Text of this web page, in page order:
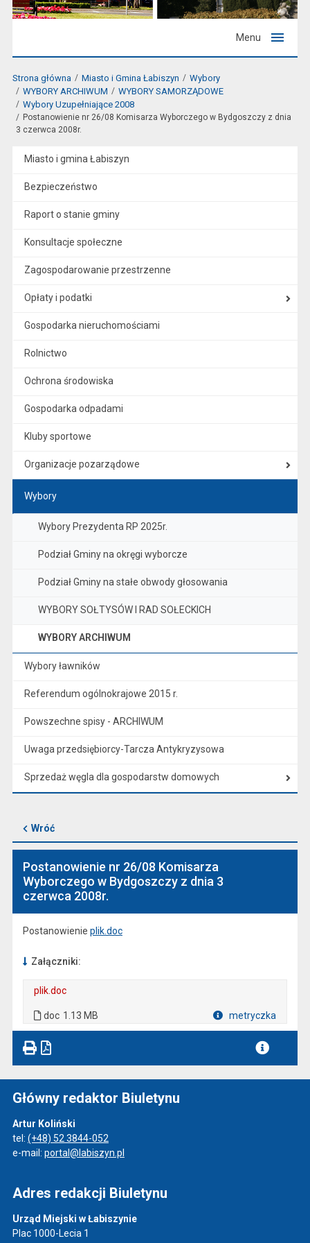
Menu
Strona główna Miasto i Gmina Łabiszyn
Wybory
WYBORY ARCHIWUM
WYBORY SAMORZĄDOWE
Wybory Uzupełniające 2008
Postanowienie nr 26/08 Komisarza Wyborczego w Bydgoszczy z dnia
3 czerwca 2008r.
Miasto i gmina Łabiszyn
Bezpieczeństwo
Raport o stanie gminy
Konsultacje społeczne
Zagospodarowanie przestrzenne
Opłaty i podatki
Gospodarka nieruchomościami
Rolnictwo
Ochrona środowiska
Gospodarka odpadami
Kluby sportowe
Organizacje pozarządowe
Wybory
Wybory Prezydenta RP 2025r.
Podział Gminy na okręgi wyborcze
Podział Gminy na stałe obwody głosowania
WYBORY SOŁTYSÓW I RAD SOŁECKICH
WYBORY ARCHIWUM
Wybory ławników
Referendum ogólnokrajowe 2015 r.
Powszechne spisy - ARCHIWUM
Uwaga przedsiębiorcy-Tarcza Antykryzysowa
Sprzedaż węgla dla gospodarstw domowych
Wróć
Postanowienie nr 26/08 Komisarza
Wyborczego w Bydgoszczy z dnia 3
czerwca 2008r.
Postanowienie plik.doc
Załączniki:
plik.doc
doc 1.13 MB metryczka
Główny redaktor Biuletynu
Artur Koliński
tel: (+48) 52 3844-052
e-mail: portal@labiszyn.pl
Adres redakcji Biuletynu
Urząd Miejski w Łabiszynie
Plac 1000-Lecia 1